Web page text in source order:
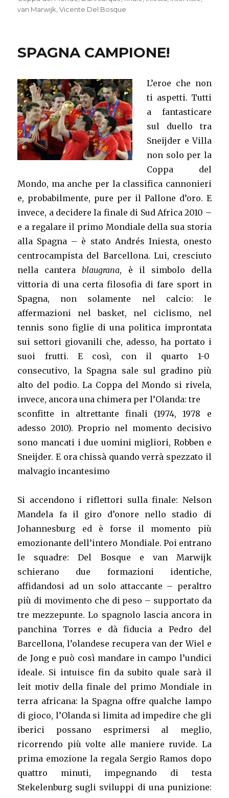
van Marwijk,Vicente Del Bosque
SPAGNA CAMPIONE!
L’eroe che non
ti aspetti. Tutti
a fantasticare
sul duello tra
Sneijder e Villa
non solo per la
Coppa del
Mondo, ma anche per la classifica cannonieri
e, probabilmente, pure per il Pallone d’oro. E
invece, a decidere la finale di Sud Africa 2010 –
e a regalare il primo Mondiale della sua storia
alla Spagna – è stato Andrés Iniesta, onesto
centrocampista del Barcellona. Lui, cresciuto
nella canterablaugrana, è il simbolo della
vittoria di una certa filosofia di fare sport in
Spagna, non solamente nel calcio: le
affermazioni nel basket, nel ciclismo, nel
tennis sono figlie di una politica improntata
sui settori giovanili che, adesso, ha portato i
suoi frutti. E così, con il quarto 1-0
consecutivo, la Spagna sale sul gradino più
alto del podio. La Coppa del Mondo si rivela,
invece, ancora una chimera per l’Olanda: tre
sconfitte in altrettante finali (1974, 1978 e
adesso 2010). Proprio nel momento decisivo
sono mancati i due uomini migliori, Robben e
Sneijder. E ora chissà quando verrà spezzato il
malvagio incantesimo
Si accendono i riflettori sulla finale: Nelson
Mandela fa il giro d’onore nello stadio di
Johannesburg ed è forse il momento più
emozionante dell’intero Mondiale. Poi entrano
le squadre: Del Bosque e van Marwijk
schierano due formazioni identiche,
affidandosi ad un solo attaccante – peraltro
più di movimento che di peso – supportato da
tre mezzepunte. Lo spagnolo lascia ancora in
panchina Torres e dà fiducia a Pedro del
Barcellona, l’olandese recupera van der Wiel e
de Jong e può così mandare in campo l’undici
ideale. Si intuisce fin da subito quale sarà il
leit motiv della finale del primo Mondiale in
terra africana: la Spagna offre qualche lampo
di gioco, l’Olanda si limita ad impedire che gli
iberici possano esprimersi al meglio,
ricorrendo più volte alle maniere ruvide. La
prima emozione la regala Sergio Ramos dopo
quattro minuti, impegnando di testa
Stekelenburg sugli sviluppi di una punizione: